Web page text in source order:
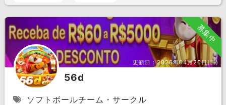
募集中
更新日：2026年04月26日(日)
56d
ソフトボールチーム・サークル